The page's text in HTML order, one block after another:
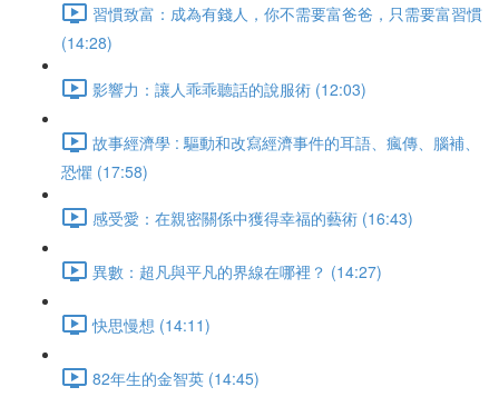
習慣致富：成為有錢人，你不需要富爸爸，只需要富習慣
(14:28)
影響力：讓人乖乖聽話的說服術 (12:03)
故事經濟學 : 驅動和改寫經濟事件的耳語、瘋傳、腦補、
恐懼 (17:58)
感受愛：在親密關係中獲得幸福的藝術 (16:43)
異數：超凡與平凡的界線在哪裡？ (14:27)
快思慢想 (14:11)
82年生的金智英 (14:45)